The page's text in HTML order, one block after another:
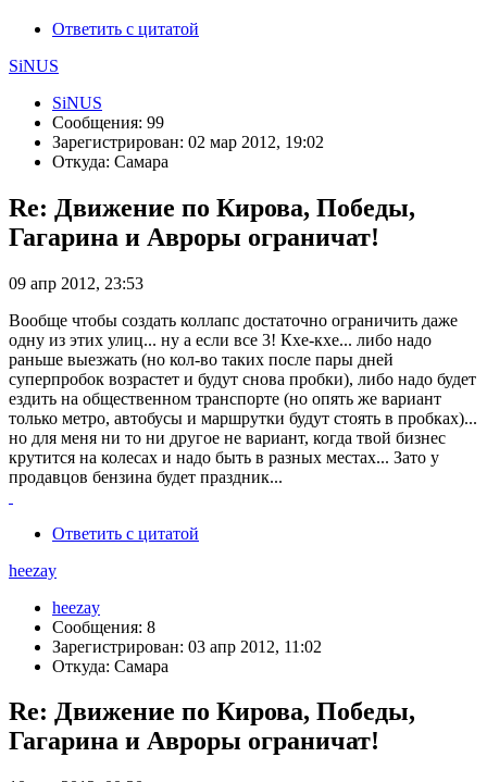
Ответить с цитатой
SiNUS
SiNUS
Сообщения: 99
Зарегистрирован: 02 мар 2012, 19:02
Откуда: Самара
Re: Движение по Кирова, Победы,
Гагарина и Авроры ограничат!
09 апр 2012, 23:53
Вообще чтобы создать коллапс достаточно ограничить даже
одну из этих улиц... ну а если все 3! Кхе-кхе... либо надо
раньше выезжать (но кол-во таких после пары дней
суперпробок возрастет и будут снова пробки), либо надо будет
ездить на общественном транспорте (но опять же вариант
только метро, автобусы и маршрутки будут стоять в пробках)...
но для меня ни то ни другое не вариант, когда твой бизнес
крутится на колесах и надо быть в разных местах... Зато у
продавцов бензина будет праздник...
Ответить с цитатой
heezay
heezay
Сообщения: 8
Зарегистрирован: 03 апр 2012, 11:02
Откуда: Самара
Re: Движение по Кирова, Победы,
Гагарина и Авроры ограничат!